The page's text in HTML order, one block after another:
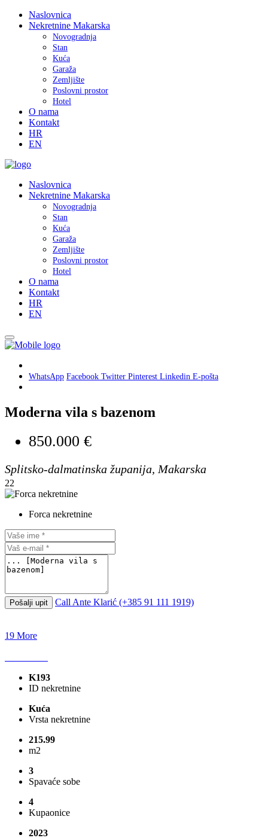
Naslovnica
Nekretnine Makarska
Novogradnja
Stan
Kuća
Garaža
Zemljište
Poslovni prostor
Hotel
O nama
Kontakt
HR
EN
Naslovnica
Nekretnine Makarska
Novogradnja
Stan
Kuća
Garaža
Zemljište
Poslovni prostor
Hotel
O nama
Kontakt
HR
EN
WhatsApp Facebook Twitter Pinterest Linkedin E-pošta
Moderna vila s bazenom
850.000 €
Splitsko-dalmatinska županija, Makarska
22
Forca nekretnine
Pošalji upit Call Ante Klarić (+385 91 111 1919)
19 More
K193
ID nekretnine
Kuća
Vrsta nekretnine
215.99
m2
3
Spavaće sobe
4
Kupaonice
2023